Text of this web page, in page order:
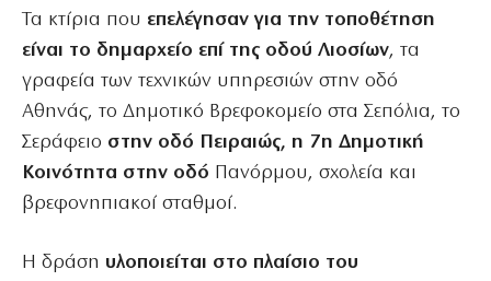
Τα κτίρια που επελέγησαν για την τοποθέτηση
είναι το δημαρχείο επί της οδού Λιοσίων, τα
γραφεία των τεχνικών υπηρεσιών στην οδό
Αθηνάς, το Δημοτικό Βρεφοκομείο στα Σεπόλια, το
Σεράφειο στην οδό Πειραιώς, η 7η Δημοτική
Κοινότητα στην οδό Πανόρμου, σχολεία και
βρεφονηπιακοί σταθμοί.
Η δράση υλοποιείται στο πλαίσιο του